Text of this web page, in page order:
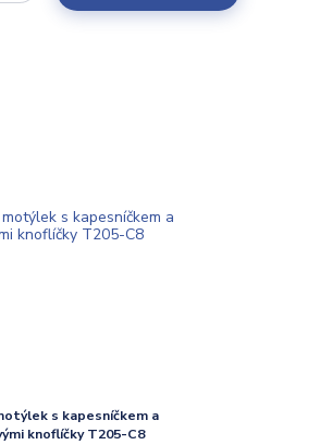
s kapesníčkem a
knoflíčky T205-C8